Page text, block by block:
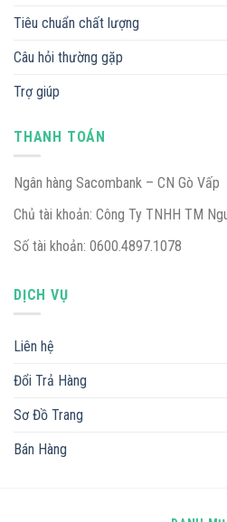
Tiêu chuẩn chất lượng
Câu hỏi thường gặp
Trợ giúp
THANH TOÁN
Ngân hàng Sacombank – CN Gò Vấp
Chủ tài khoản: Công Ty TNHH TM
Số tài khoản: 0600.4897.1078
DỊCH VỤ
Liên hệ
Đổi Trả Hàng
Sơ Đồ Trang
Bán Hàng